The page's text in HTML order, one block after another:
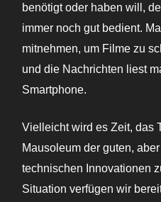
benötigt oder haben will,
immer noch gut bedient.
mitnehmen, um Filme zu
und die Nachrichten liest
Smartphone.
Vielleicht wird es Zeit, das
Mausoleum der guten,
technischen Innovationen
Situation verfügen wir